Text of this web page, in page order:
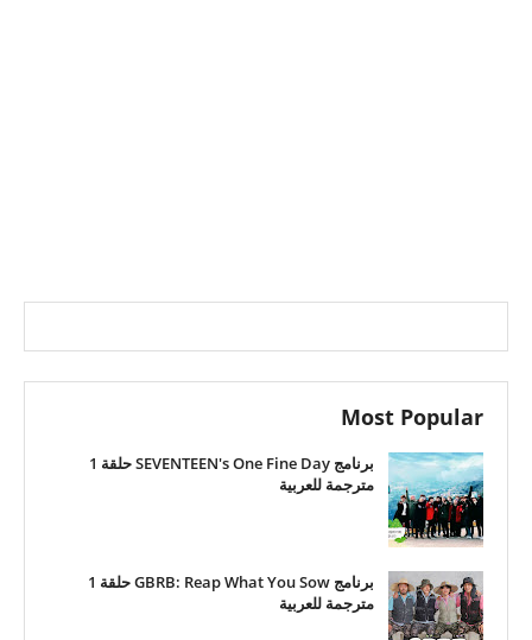
Most Popular
برنامج SEVENTEEN's One Fine Day حلقة 1
مترجمة للعربية
برنامج GBRB: Reap What You Sow حلقة 1
مترجمة للعربية